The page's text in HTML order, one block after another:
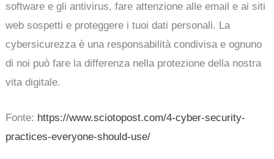
software e gli antivirus, fare attenzione alle email e ai siti
web sospetti e proteggere i tuoi dati personali. La
cybersicurezza è una responsabilità condivisa e ognuno
di noi può fare la differenza nella protezione della nostra
vita digitale.
Fonte: https://www.sciotopost.com/4-cyber-security-
practices-everyone-should-use/